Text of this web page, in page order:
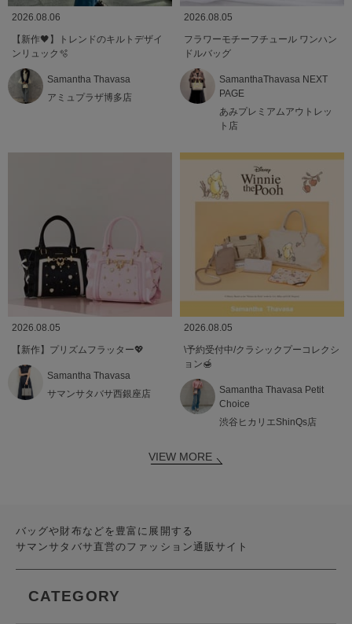
2026.08.06
【新作🖤】トレンドのキルトデザイ
ンリュック🫧
Samantha Thavasa
アミュプラザ博多店
2026.08.05
フラワーモチーフチュール ワンハン
ドルバッグ
SamanthaThavasa NEXT
PAGE
あみプレミアムアウトレッ
ト店
2026.08.05
【新作】プリズムフラッター💖
Samantha Thavasa
サマンサタバサ西銀座店
2026.08.05
\予約受付中/クラシックプーコレクシ
ョン🍯
Samantha Thavasa Petit
Choice
渋谷ヒカリエShinQs店
VIEW MORE
バッグや財布などを豊富に展開する
サマンサタバサ直営のファッション通販サイト
CATEGORY